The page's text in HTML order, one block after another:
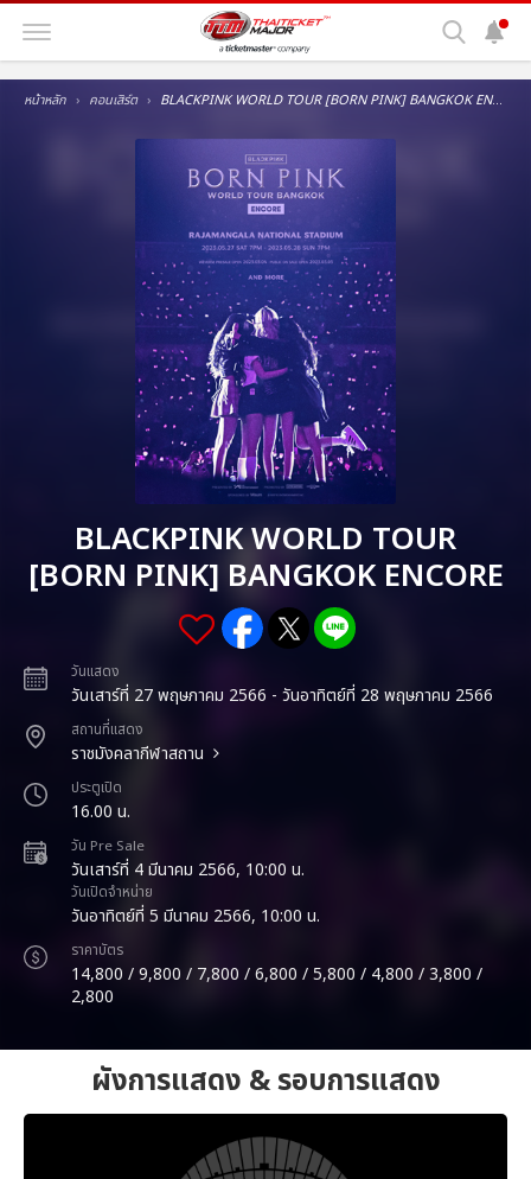
หน้าหลัก คอนเสิร์ต BLACKPINK WORLD TOUR [BORN PINK] BANGKOK ENCORE
BLACKPINK WORLD TOUR
[BORN PINK] BANGKOK ENCORE
วันแสดง
วันเสาร์ที่ 27 พฤษภาคม 2566 - วันอาทิตย์ที่ 28 พฤษภาคม 2566
สถานที่แสดง
ราชมังคลากีฬาสถาน
ประตูเปิด
16.00 น.
วัน Pre Sale
วันเสาร์ที่ 4 มีนาคม 2566, 10:00 น.
วันเปิดจำหน่าย
วันอาทิตย์ที่ 5 มีนาคม 2566, 10:00 น.
ราคาบัตร
14,800 / 9,800 / 7,800 / 6,800 / 5,800 / 4,800 / 3,800 /
2,800
ผังการแสดง & รอบการแสดง